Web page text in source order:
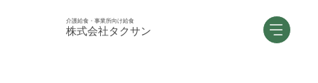
介護給食・事業所向け給食
株式会社タクサン